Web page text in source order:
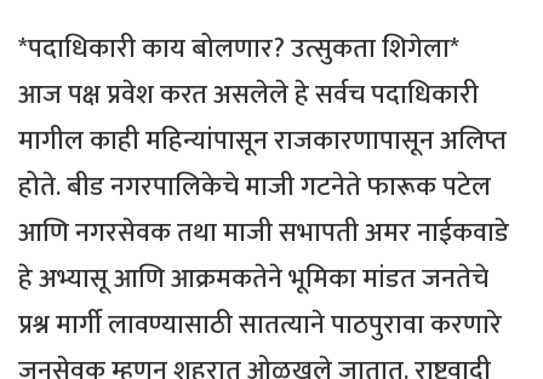
*पदाधिकारी काय बोलणार? उत्सुकता शिगेला*
आज पक्ष प्रवेश करत असलेले हे सर्वच पदाधिकारी
मागील काही महिन्यांपासून राजकारणापासून अलिप्त
होते. बीड नगरपालिकेचे माजी गटनेते फारूक पटेल
आणि नगरसेवक तथा माजी सभापती अमर नाईकवाडे
हे अभ्यासू आणि आक्रमकतेने भूमिका मांडत जनतेचे
प्रश्न मार्गी लावण्यासाठी सातत्याने पाठपुरावा करणारे